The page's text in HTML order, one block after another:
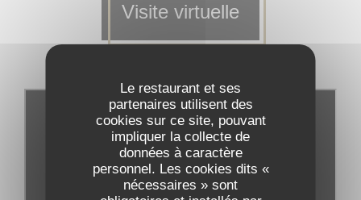
Le restaurant et ses
partenaires utilisent des
cookies sur ce site, pouvant
impliquer la collecte de
données à caractère
personnel. Les cookies dits «
nécessaires » sont
Visite virtuelle